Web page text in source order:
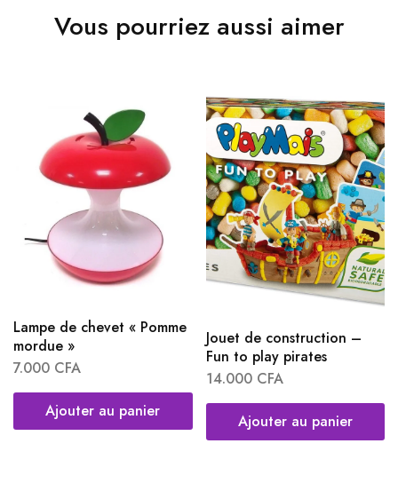
Vous pourriez aussi aimer
Lampe de chevet « Pomme
mordue »
7.000 CFA
Ajouter au panier
Jouet de construction –
Fun to play pirates
14.000 CFA
Ajouter au panier